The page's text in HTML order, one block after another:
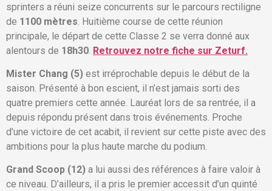
sprinters a réuni seize concurrents sur le parcours rectiligne
de 1100 mètres . Huitième course de cette réunion
principale, le départ de cette Classe 2 se verra donné aux
alentours de 18h30 Retrouvez notre fiche sur Zeturf.
Mister Chang (5) est irréprochable depuis le début de la
saison. Présenté à bon escient, il n’est jamais sorti des
quatre premiers cette année. Lauréat lors de sa rentrée, il a
depuis répondu présent dans trois événements. Proche
d’une victoire de cet acabit, il revient sur cette piste avec des
ambitions pour la plus haute marche du podium.
Grand Scoop (12) a lui aussi des références à faire valoir à
ce niveau. D’ailleurs, il a pris le premier accessit d’un quinté